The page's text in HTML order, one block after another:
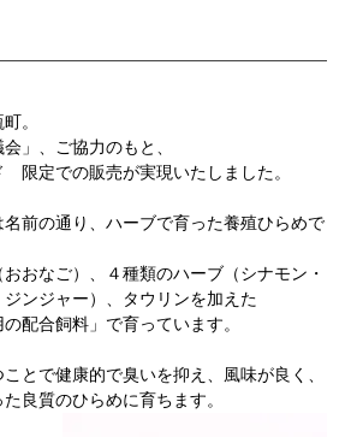
。
」、ご協力のもと、
定での販売が実現いたしました。
名前の通り、ハーブで育った養殖ひらめで
おなご）、４種類のハーブ（シナモン・
ンジャー）、タウリンを加えた
配合飼料」で育っています。
とで健康的で臭いを抑え、風味が良く、
良質のひらめに育ちます。